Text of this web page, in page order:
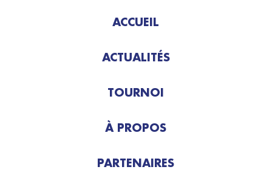
ACCUEIL
ACTUALITÉS
TOURNOI
À PROPOS
PARTENAIRES